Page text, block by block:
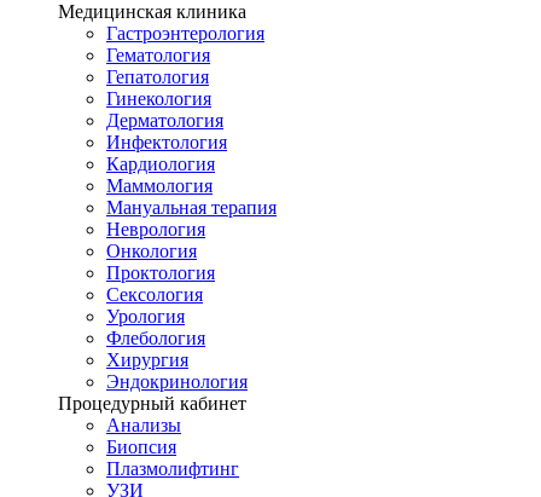
Медицинская клиника
Гастроэнтерология
Гематология
Гепатология
Гинекология
Дерматология
Инфектология
Кардиология
Маммология
Мануальная терапия
Неврология
Онкология
Проктология
Сексология
Урология
Флебология
Хирургия
Эндокринология
Процедурный кабинет
Анализы
Биопсия
Плазмолифтинг
УЗИ